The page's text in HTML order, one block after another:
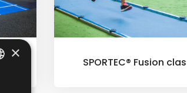
SPORTEC® Fusion
×